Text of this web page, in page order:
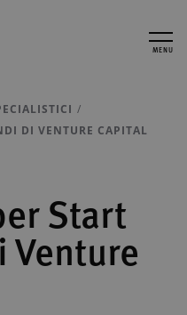
MENU
DI VENTURE CAPITAL
Start
Venture